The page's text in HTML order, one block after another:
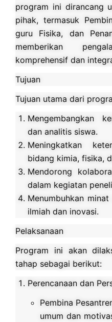
program ini dirancang
pihak, termasuk
guru Fisika, dan
memberikan
komprehensif dan
Tujuan
Tujuan utama dari
Mengembangkan
dan analitis siswa.
Meningkatkan
bidang kimia, fisika,
Mendorong
dalam kegiatan
Menumbuhkan
ilmiah dan inovasi.
Pelaksanaan
Program ini akan
tahap sebagai berikut:
Perencanaan dan
Pembina
umum dan